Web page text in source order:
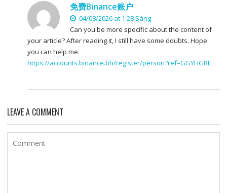
免费Binance账户
04/08/2026 at 1:28 Sáng
Can you be more specific about the content of
your article? After reading it, I still have some doubts. Hope
you can help me.
https://accounts.binance.bh/register/person?ref=GGYHGRE
LEAVE A COMMENT